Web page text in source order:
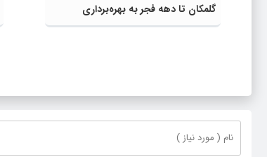
گلمکان تا دهه فجر به بهره‌برداری
می‌رسد